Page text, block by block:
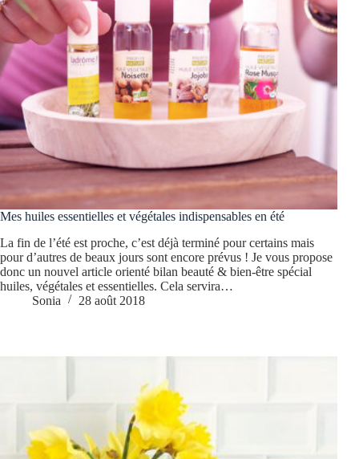
Mes huiles essentielles et végétales indispensables en été
La fin de l’été est proche, c’est déjà terminé pour certains mais
pour d’autres de beaux jours sont encore prévus ! Je vous propose
donc un nouvel article orienté bilan beauté & bien-être spécial
huiles, végétales et essentielles. Cela servira…
Sonia
28 août 2018